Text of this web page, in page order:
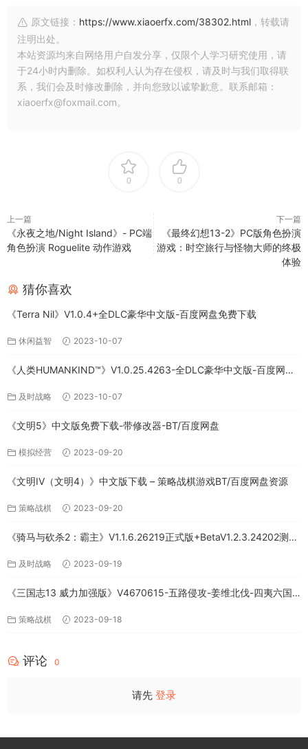
原文链接： https://www.xiaoerfx.com/38302.html ，转载请
注明出处。
本站资源均来自网络用户自发分享，仅限个人学习研究使用，请
于24小时内删除。如权利人认为存在侵权，请及时与我们取得联
系，我们会及时修改删除，并向您致以诚挚歉意。联系邮箱：
xiaoerfx@foxmail.com。
0 0
上一篇
《永夜之地/Night Island》- PC端
角色扮演 Roguelite 动作游戏
下一篇
《最终幻想13-2》PC版角色扮演
游戏：时空旅行与怪物大师的终极
体验
猜你喜欢
《Terra Nil》V1.0.4+全DLC豪华中文版-百度网盘免费下载
休闲益智 2023-10-07
《人类HUMANKIND™》V1.0.25.4263-全DLC豪华中文版-百度网盘
及时战略 2023-10-07
《文明5》中文版免费下载-带修改器-BT/百度网盘
模拟经营 2023-09-20
《文明IV（文明4）》中文版下载 – 策略战棋游戏BT/百度网盘资源
策略战棋 2023-09-20
《骑马与砍杀2：霸主》V1.1.6.26219正式版+BetaV1.2.3.24202测试
及时战略 2023-09-19
《三国志13 威力加强版》V4670615-五路侵攻-姜维北伐-四夷六国
策略战棋 2023-09-18
评论 0
请先 登录